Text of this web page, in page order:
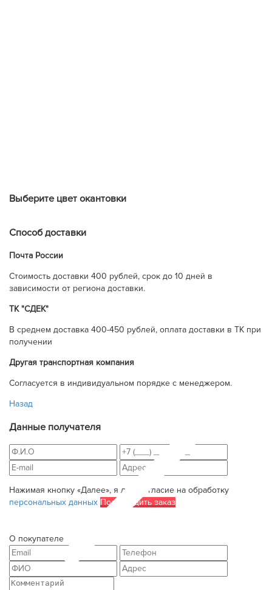
Выберите цвет окантовки
Способ доставки
Почта России
Cтоимость доставки 400 рублей, срок до 10 дней в
зависимости от региона доставки.
ТК "СДЕК"
В среднем доставка 400-450 рублей, оплата доставки в ТК при
получении
Другая транспортная компания
Согласуется в индивидуальном порядке с менеджером.
Назад
Данные получателя
Нажимая кнопку «Далее», я даю согласие на обработку
персональных данных Подтвердить заказ
О покупателе